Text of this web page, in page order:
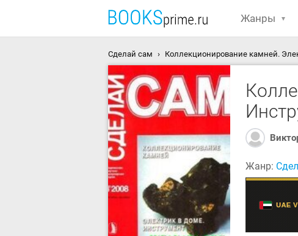
Жанры
Сделай сам Коллекционирование камней.
Жанр: